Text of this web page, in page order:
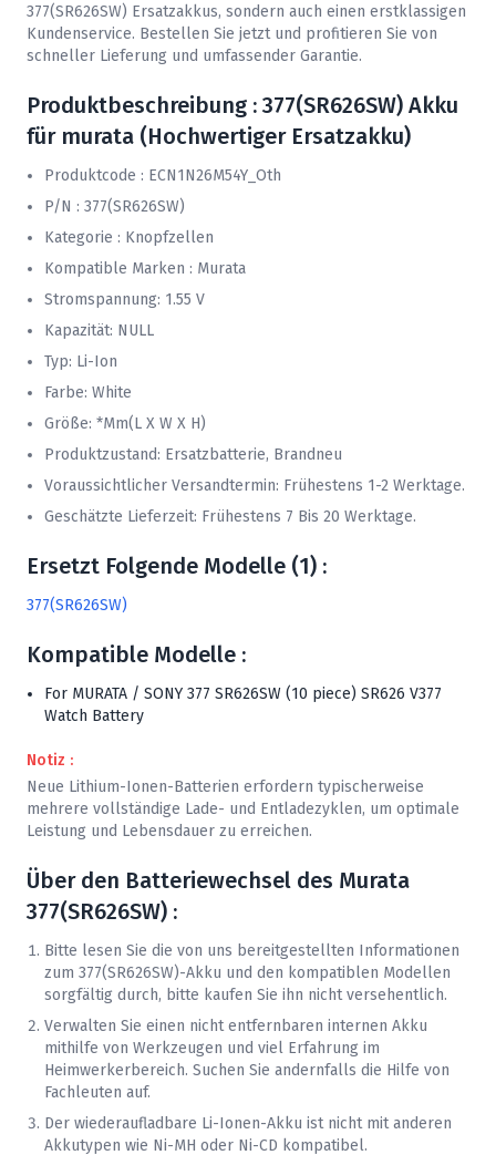
377(SR626SW) Ersatzakkus, sondern auch einen erstklassigen
Kundenservice. Bestellen Sie jetzt und profitieren Sie von
schneller Lieferung und umfassender Garantie.
Produktbeschreibung : 377(SR626SW) Akku
für murata (Hochwertiger Ersatzakku)
Produktcode : ECN1N26M54Y_Oth
P/N : 377(SR626SW)
Kategorie : Knopfzellen
Kompatible Marken : Murata
Stromspannung: 1.55 V
Kapazität: NULL
Typ: Li-Ion
Farbe: White
Größe: *mm(L X W X H)
Produktzustand: Ersatzbatterie, Brandneu
Voraussichtlicher Versandtermin: Frühestens 1-2 Werktage.
Geschätzte Lieferzeit: Frühestens 7 Bis 20 Werktage.
Ersetzt Folgende Modelle (1) :
377(SR626SW)
Kompatible Modelle :
For MURATA / SONY 377 SR626SW (10 piece) SR626 V377
Watch Battery
Notiz :
Neue Lithium-Ionen-Batterien erfordern typischerweise
mehrere vollständige Lade- und Entladezyklen, um optimale
Leistung und Lebensdauer zu erreichen.
Über den Batteriewechsel des Murata
377(SR626SW) :
Bitte lesen Sie die von uns bereitgestellten Informationen
zum 377(SR626SW)-Akku und den kompatiblen Modellen
sorgfältig durch, bitte kaufen Sie ihn nicht versehentlich.
Verwalten Sie einen nicht entfernbaren internen Akku
mithilfe von Werkzeugen und viel Erfahrung im
Heimwerkerbereich. Suchen Sie andernfalls die Hilfe von
Fachleuten auf.
Der wiederaufladbare Li-Ionen-Akku ist nicht mit anderen
Akkutypen wie Ni-MH oder Ni-CD kompatibel.